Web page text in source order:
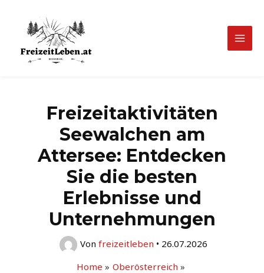
springen
Main
Freizeitaktivitäten
Seewalchen am
Attersee: Entdecken
Sie die besten
Erlebnisse und
Unternehmungen
Von freizeitleben • 26.07.2026
Home
Oberösterreich